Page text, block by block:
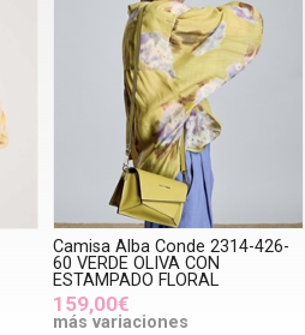
Camisa Alba Conde 2314-426-
60 VERDE OLIVA CON
ESTAMPADO FLORAL
159,00€
más variaciones